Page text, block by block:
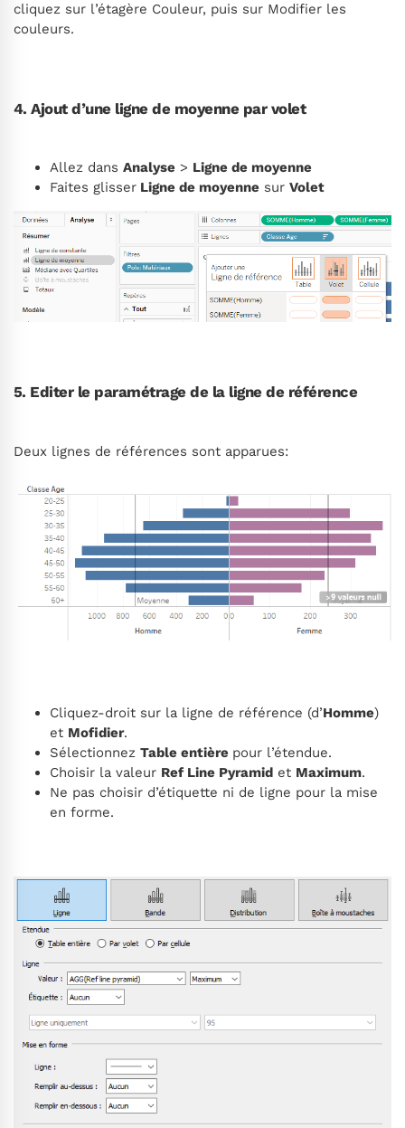
cliquez sur l’étagère Couleur, puis sur Modifier les
couleurs.
4. Ajout d’une ligne de moyenne par volet
Allez dans Analyse > Ligne de moyenne
Faites glisser Ligne de moyenne sur Volet
5. Editer le paramétrage de la ligne de référence
Deux lignes de références sont apparues:
Cliquez-droit sur la ligne de référence (d’Homme)
et Mofidier.
Sélectionnez Table entière pour l’étendue.
Choisir la valeur Ref Line Pyramid et Maximum.
Ne pas choisir d’étiquette ni de ligne pour la mise
en forme.